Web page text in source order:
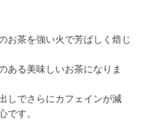
お茶を強い火で芳ばしく焙じ
ある美味しいお茶になりま
しでさらにカフェインが減
です。